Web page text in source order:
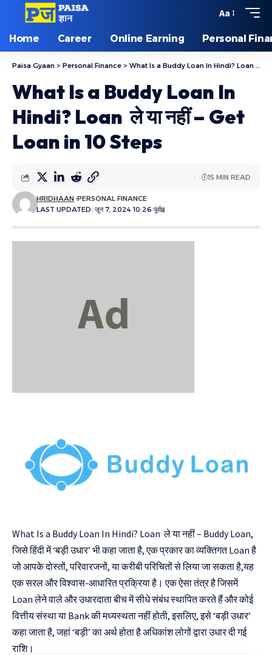
Aa
Home Career Online Earning Personal
Paisa Gyaan > Personal Finance > What Is a Buddy Loan In Hindi? Loan ले या नहीं – Get Loan in 10 Steps
What Is a Buddy Loan In
Hindi? Loan ले या नहीं – Get
Loan in 10 Steps
LAST UPDATED: जून 7, 2024 10:26 पूर्वाह्न
HRIDHAAN PERSONAL FINANCE
15 MIN READ
What Is a Buddy Loan In Hindi? Loan ले या नहीं– Buddy Loan,
जिसे हिंदी में ‘बड़ी उधार’ भी कहा जाता है, एक प्रकार का व्यक्तिगत Loan है
जो आपके दोस्तों, परिवारजनों, या करीबी परिचितों से लिया जा सकता है,यह
एक सरल और विश्वास-आधारित प्रक्रिया है। एक ऐसा तंत्र है जिसमें
Loan लेने वाले और उधारदाता बीच में सीधे संबंध स्थापित करते हैं और कोई
वित्तीय संस्था या Bank की मध्यस्थता नहीं होती, इसलिए, इसे ‘बड़ी उधार’
कहा जाता है, जहां ‘बड़ी’ का अर्थ होता है अधिकांश लोगों द्वारा उधार दी गई
राशि।